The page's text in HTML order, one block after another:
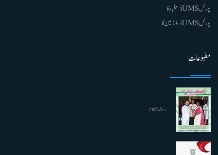
پورٹل iUMS طلباء کا
پورٹل iUMS ملازمین کا
مطبوعات
رسالہ الکلام